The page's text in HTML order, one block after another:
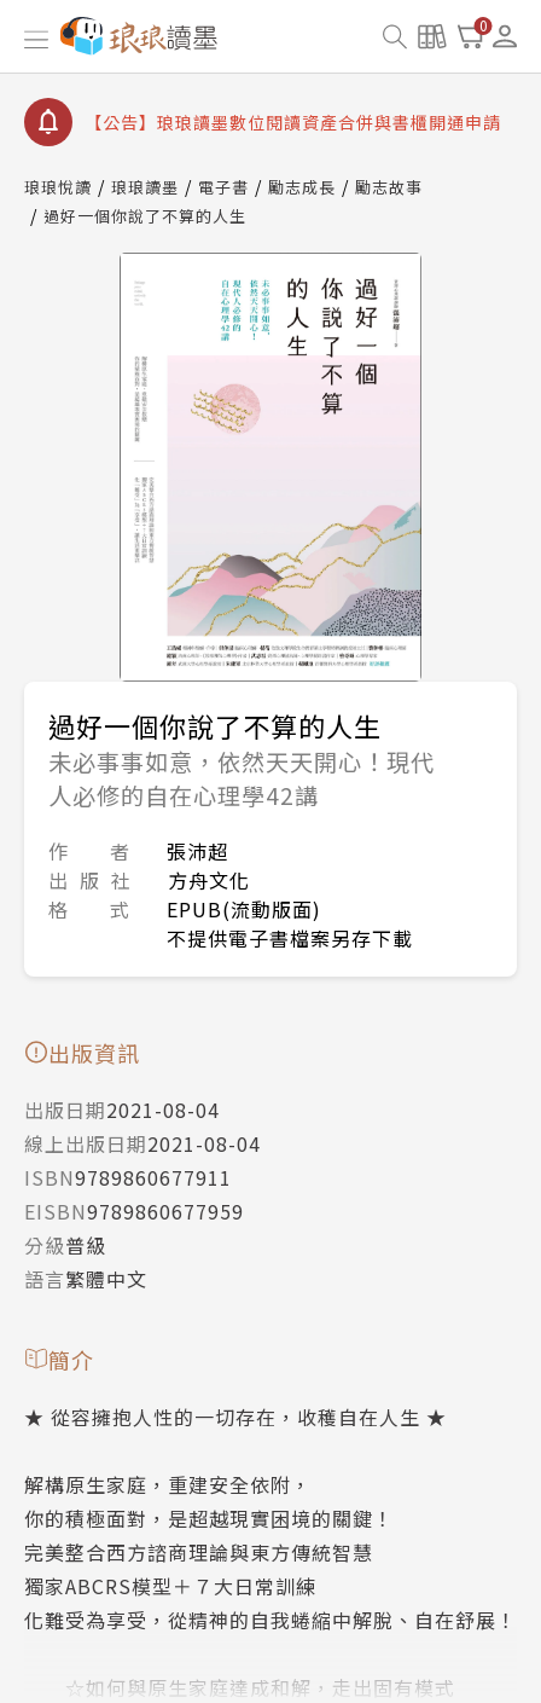
0
【公告】因 Readmoo 讀墨系統維護中，本站同步暫
停部分閱讀服務
【公告】琅琅讀墨數位閱讀資產合併與書櫃開通申請
【公告】琅琅讀墨書櫃開通常見問題
請圖文教學
【公告】琅琅書店服務升級重要說明及資產合併結果
【公告】因 Readmoo 讀墨系統維護中，本站同步暫
停部分閱讀服務
琅琅悅讀 琅琅讀墨 電子書 勵志成長
勵志故事
過好一個你說了不算的人生
過好一個你說了不算的人生
未必事事如意，依然天天開心！現代
人必修的自在心理學42講
作 者
張沛超
出 版 社
方舟文化
格 式
EPUB(流動版面)
不提供電子書檔案另存下載
出版資訊
出版日期2021-08-04
線上出版日期2021-08-04
ISBN9789860677911
EISBN9789860677959
分級普級
語言繁體中文
簡介
★ 從容擁抱人性的一切存在，收穫自在人生 ★
解構原生家庭，重建安全依附，
你的積極面對，是超越現實困境的關鍵！
完美整合西方諮商理論與東方傳統智慧
獨家ABCRS模型＋７大日常訓練
化難受為享受，從精神的自我蜷縮中解脫、自在舒展！
☆如何與原生家庭達成和解，走出固有模式